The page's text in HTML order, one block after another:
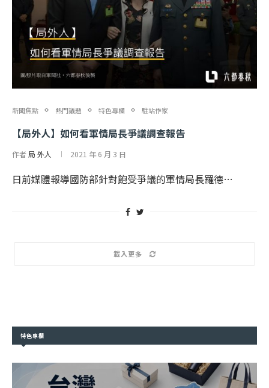
新聞焦點 熱門議題 特色專欄 駐站作家
【局外人】如何看軍情局長爭議調查報告
作者 局 外人 2021 年 6 月 3 日
日前媒體報導國防部針對飽受爭議的軍情局長羅德…
載入更多
特色專欄